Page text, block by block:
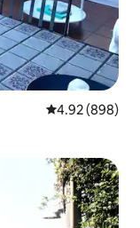
Calificación
4.92 (898)